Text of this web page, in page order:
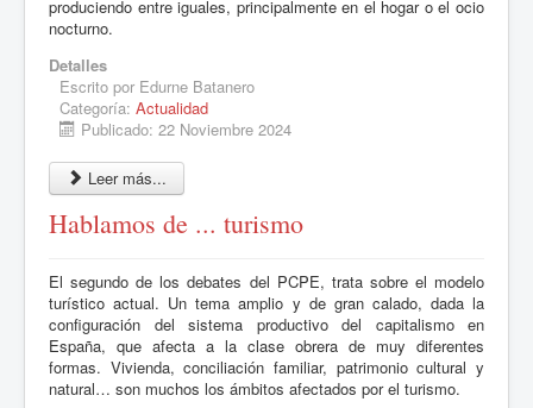
produciendo entre iguales, principalmente en el hogar o el ocio
nocturno.
Detalles
Escrito por Edurne Batanero
Categoría: Actualidad
Publicado: 22 Noviembre 2024
Leer más...
Hablamos de ... turismo
El segundo de los debates del PCPE, trata sobre el modelo
turístico actual. Un tema amplio y de gran calado, dada la
configuración del sistema productivo del capitalismo en
España, que afecta a la clase obrera de muy diferentes
formas. Vivienda, conciliación familiar, patrimonio cultural y
natural… son muchos los ámbitos afectados por el turismo.